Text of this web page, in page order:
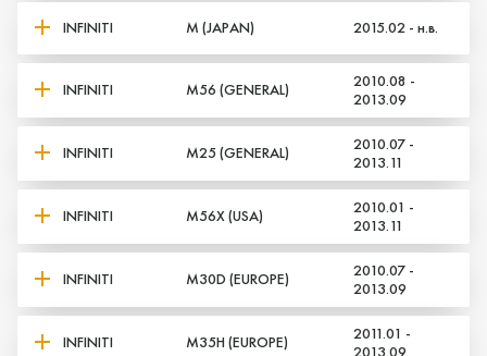
INFINITI M (JAPAN) 2015.02 - н.в.
INFINITI M56 (GENERAL)
2010.08 -
2013.09
INFINITI M25 (GENERAL)
2010.07 -
2013.11
INFINITI M56X (USA)
2010.01 -
2013.11
INFINITI M30D (EUROPE)
2010.07 -
2013.09
INFINITI M35H (EUROPE)
2011.01 -
2013.09